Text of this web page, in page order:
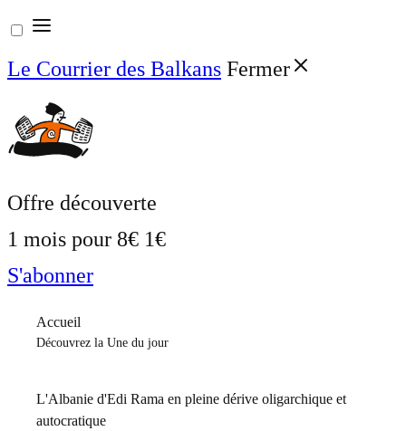
Aller
au
contenu
Le Courrier des Balkans Fermer
Offre découverte
1 mois pour 8€ 1€
S'abonner
Accueil
Découvrez la Une du jour
L'Albanie d'Edi Rama en pleine dérive oligarchique et
autocratique